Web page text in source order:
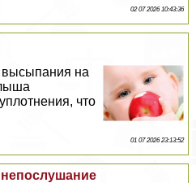
02 07 2026 10:43:36
высыпания на
что
01 07 2026 23:13:52
непослушание